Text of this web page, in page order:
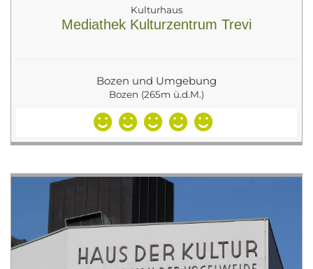
Kulturhaus
Mediathek Kulturzentrum Trevi
Bozen und Umgebung
Bozen (265m ü.d.M.)